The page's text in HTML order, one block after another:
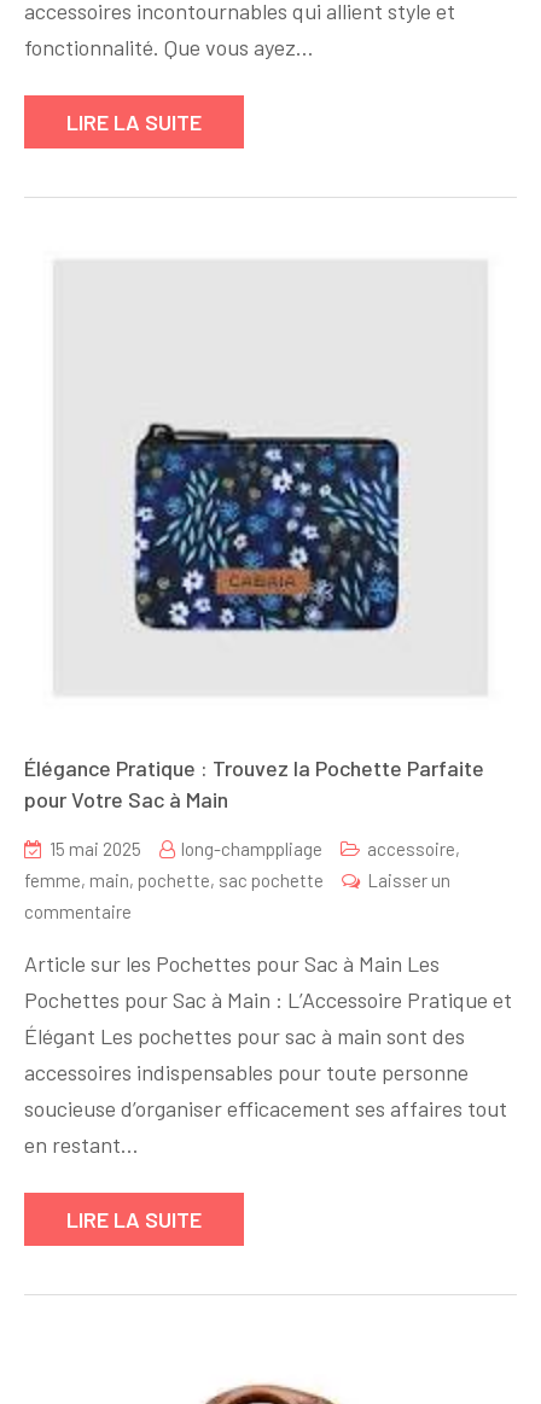
Main
la
accessoires incontournables qui allient style et
fonctionnalité. Que vous ayez…
LIRE LA SUITE
Élégance Pratique : Trouvez la Pochette Parfaite
pour Votre Sac à Main
15 mai 2025 long-champpliage accessoire,
femme, main, pochette, sac pochette
Laisser un
commentaire
Pratique
:
Trouvez
la
Pochette
Votre
Sac
Article sur les Pochettes pour Sac à Main Les
Pochettes pour Sac à Main : L’Accessoire Pratique et
Élégant Les pochettes pour sac à main sont des
accessoires indispensables pour toute personne
soucieuse d’organiser efficacement ses affaires tout
en restant…
LIRE LA SUITE